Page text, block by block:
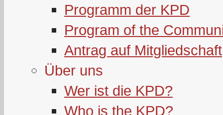
Programm der KPD
Program of the
Antrag auf Mitgliedschaft
Über uns
Wer ist die KPD?
Who is the KPD?